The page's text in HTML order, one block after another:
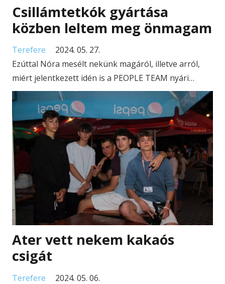
Csillámtetkók gyártása
közben leltem meg önmagam
Terefere
2024. 05. 27.
Ezúttal Nóra mesélt nekünk magáról, illetve arról,
miért jelentkezett idén is a PEOPLE TEAM nyári…
Ater vett nekem kakaós
csigát
Terefere
2024. 05. 06.